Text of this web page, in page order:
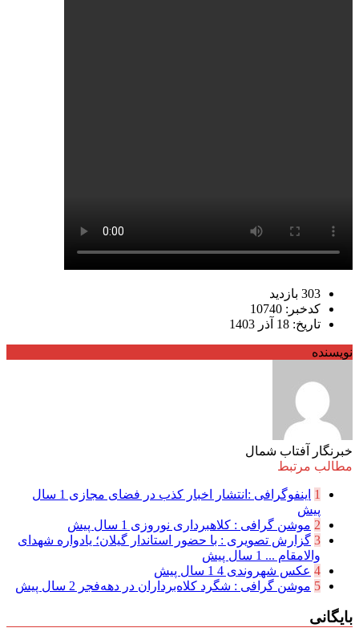
303 بازدید
کدخبر: 10740
تاریخ: 18 آذر 1403
نویسنده
خبرنگار آفتاب شمال
مطالب مرتبط
1 اینفوگرافی :انتشار اخبار کذب در فضای مجازی
1 سال
پیش
2 موشن گرافی : کلاهبرداری نوروزی 1 سال پیش
3 گزارش تصویری : با حضور استاندار گیلان؛ یادواره شهدای
والامقام ... 1 سال پیش
4 عکس شهروندی 4
1 سال پیش
5 موشن گرافی : شگرد کلاه‌برداران در دهه‌فجر 2 سال پیش
بایگانی